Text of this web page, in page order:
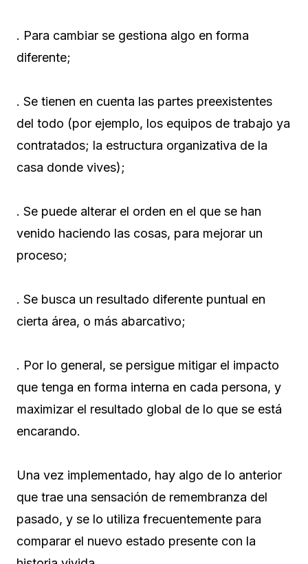
. Para cambiar se gestiona algo en forma
diferente;
. Se tienen en cuenta las partes preexistentes
del todo (por ejemplo, los equipos de trabajo ya
contratados; la estructura organizativa de la
casa donde vives);
. Se puede alterar el orden en el que se han
venido haciendo las cosas, para mejorar un
proceso;
. Se busca un resultado diferente puntual en
cierta área, o más abarcativo;
. Por lo general, se persigue mitigar el impacto
que tenga en forma interna en cada persona, y
maximizar el resultado global de lo que se está
encarando.
Una vez implementado, hay algo de lo anterior
que trae una sensación de remembranza del
pasado, y se lo utiliza frecuentemente para
comparar el nuevo estado presente con la